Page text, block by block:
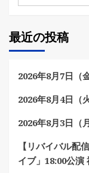
最近の投稿
2026年8月7日（
2026年8月4日（
2026年8月3日（
【リバイバル配
イブ」18:00公演